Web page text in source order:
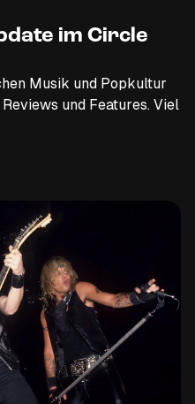
im Circle
Musik und Popkultur
und Features. Viel